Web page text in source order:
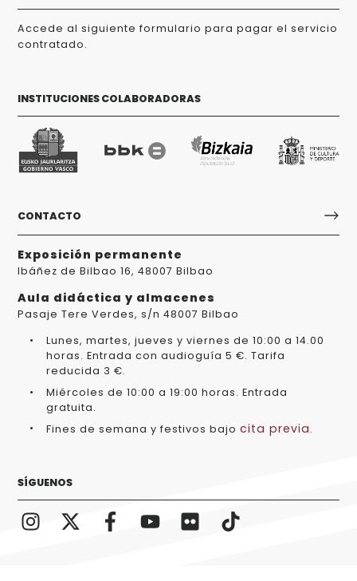
Accede al siguiente formulario para pagar el servicio
contratado.
INSTITUCIONES COLABORADORAS
CONTACTO
Exposición permanente
Ibáñez de Bilbao 16, 48007 Bilbao
Aula didáctica y almacenes
Pasaje Tere Verdes, s/n 48007 Bilbao
Lunes, martes, jueves y viernes de 10:00 a 14.00
horas. Entrada con audioguía 5 €. Tarifa
reducida 3 €.
Miércoles de 10:00 a 19:00 horas. Entrada
gratuita.
Fines de semana y festivos bajo cita previa.
SÍGUENOS